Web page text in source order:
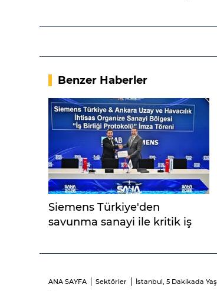
Benzer Haberler
Siemens Türkiye'den
savunma sanayi ile kritik iş
ANA SAYFA Sektörler İstanbul, 5 Dakikada